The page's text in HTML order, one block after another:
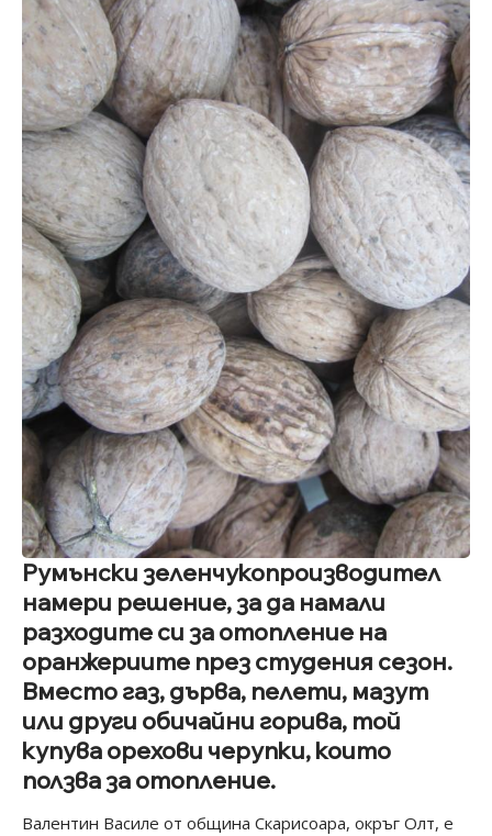
Румънски зеленчукопроизводител
намери решение, за да намали
разходите си за отопление на
оранжериите през студения сезон.
Вместо газ, дърва, пелети, мазут
или други обичайни горива, той
купува орехови черупки, които
ползва за отопление.
Валентин Василе от община Скарисоара, окръг Олт, е